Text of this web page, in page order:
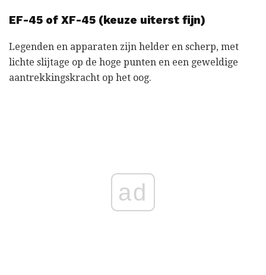
EF-45 of XF-45 (keuze uiterst fijn)
Legenden en apparaten zijn helder en scherp, met
lichte slijtage op de hoge punten en een geweldige
aantrekkingskracht op het oog.
ad